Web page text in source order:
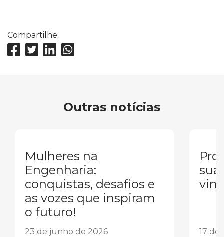
Compartilhe:
Outras notícias
Mulheres na
Engenharia:
conquistas, desafios e
as vozes que inspiram
o futuro!
23 de junho de 2026
sua
17 de